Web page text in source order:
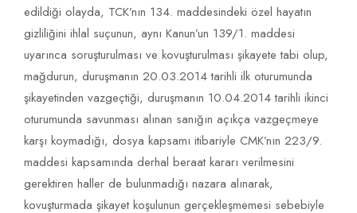
edildiği olayda, TCK’nın 134. maddesindeki özel hayatın
gizliliğini ihlal suçunun, aynı Kanun’un 139/1. maddesi
uyarınca soruşturulması ve kovuşturulması şikayete tabi olup,
mağdurun, duruşmanın 20.03.2014 tarihli ilk oturumunda
şikayetinden vazgeçtiği, duruşmanın 10.04.2014 tarihli ikinci
oturumunda savunması alınan sanığın açıkça vazgeçmeye
karşı koymadığı, dosya kapsamı itibariyle CMK’nın 223/9.
maddesi kapsamında derhal beraat kararı verilmesini
gerektiren haller de bulunmadığı nazara alınarak,
kovuşturmada şikayet koşulunun gerçekleşmemesi sebebiyle